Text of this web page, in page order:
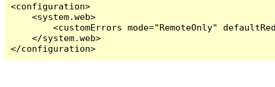
<configuration>
    <system.web>
<customErrors mode="RemoteOnly"
    </system.web>
</configuration>